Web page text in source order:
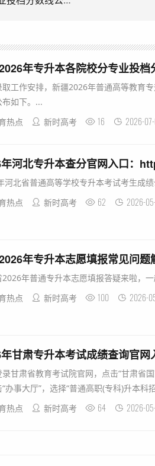
年专升本各院校分专业投档
取工作安排，新疆2026年普通高等教育
如下。...
热点
新时高考 16 2026-
河北专升本查分官网入口：
河北省普通高等学校专升本考试考生成
热点
新时高考 62 2026-
年专升本志愿填报常见问题
2026年普通专升本志愿填报答疑来啦，
热点
新时高考 100 2026-
甘肃专升本考试成绩查询官
甘肃省教育考试院官网，点击“甘肃省
“办事大厅”，选择“普通高职(专科)升本
热点
新时高考 64 2026-